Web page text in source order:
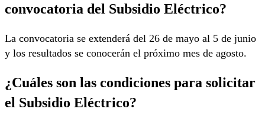
convocatoria del Subsidio Eléctrico?
La convocatoria se extenderá del 26 de mayo al 5 de junio
y los resultados se conocerán el próximo mes de agosto.
¿Cuáles son las condiciones para solicitar
el Subsidio Eléctrico?